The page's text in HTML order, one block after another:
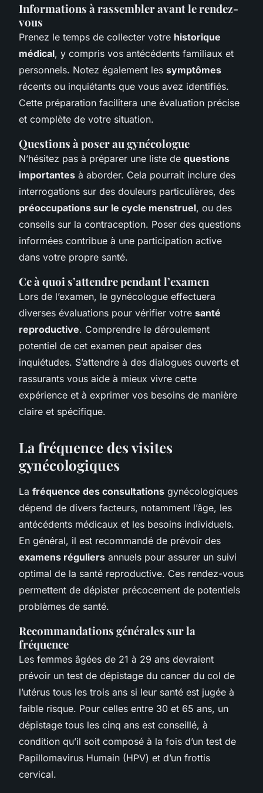
Informations à rassembler avant le rendez-
vous
Prenez le temps de collecter votre historique
médical, y compris vos antécédents familiaux et
personnels. Notez également les symptômes
récents ou inquiétants que vous avez identifiés.
Cette préparation facilitera une évaluation précise
et complète de votre situation.
Questions à poser au gynécologue
N’hésitez pas à préparer une liste de questions
importantes à aborder. Cela pourrait inclure des
interrogations sur des douleurs particulières, des
préoccupations sur le cycle menstruel, ou des
conseils sur la contraception. Poser des questions
informées contribue à une participation active
dans votre propre santé.
Ce à quoi s’attendre pendant l’examen
Lors de l’examen, le gynécologue effectuera
diverses évaluations pour vérifier votre santé
reproductive. Comprendre le déroulement
potentiel de cet examen peut apaiser des
inquiétudes. S’attendre à des dialogues ouverts et
rassurants vous aide à mieux vivre cette
expérience et à exprimer vos besoins de manière
claire et spécifique.
La fréquence des visites
gynécologiques
La fréquence des consultations gynécologiques
dépend de divers facteurs, notamment l’âge, les
antécédents médicaux et les besoins individuels.
En général, il est recommandé de prévoir des
examens réguliers annuels pour assurer un suivi
optimal de la santé reproductive. Ces rendez-vous
permettent de dépister précocement de potentiels
problèmes de santé.
Recommandations générales sur la
fréquence
Les femmes âgées de 21 à 29 ans devraient
prévoir un test de dépistage du cancer du col de
l’utérus tous les trois ans si leur santé est jugée à
faible risque. Pour celles entre 30 et 65 ans, un
dépistage tous les cinq ans est conseillé, à
condition qu’il soit composé à la fois d’un test de
Papillomavirus Humain (HPV) et d’un frottis
cervical.